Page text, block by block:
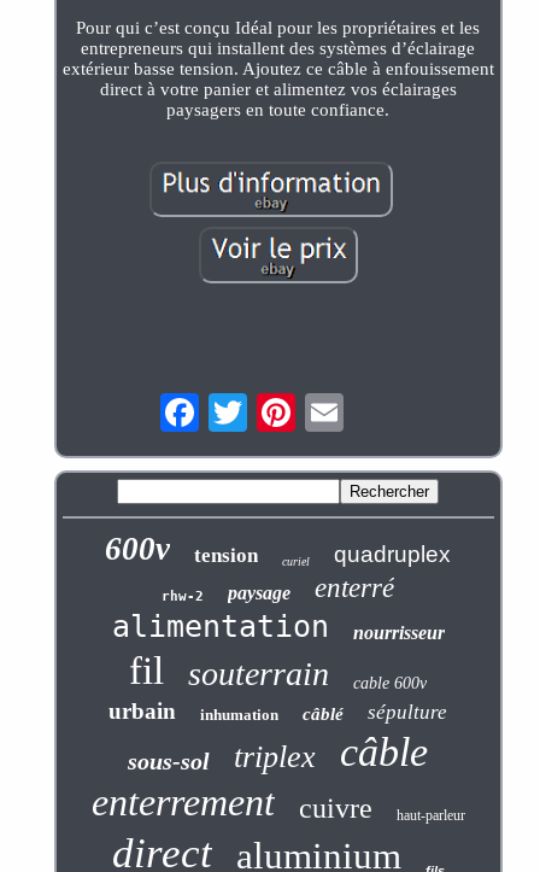
Pour qui c’est conçu Idéal pour les propriétaires et les
entrepreneurs qui installent des systèmes d’éclairage
extérieur basse tension. Ajoutez ce câble à enfouissement
direct à votre panier et alimentez vos éclairages
paysagers en toute confiance.
600v tension curiel quadruplex
rhw-2 paysage enterré
alimentation nourrisseur
fil souterrain cable 600v
urbain inhumation câblé sépulture
sous-sol triplex câble
enterrement cuivre haut-parleur
direct aluminium